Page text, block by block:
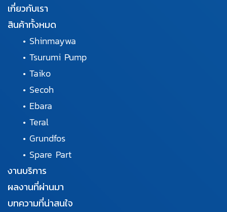
เกี่ยวกับเรา
สินค้าทั้งหมด
• Shinmaywa
• Tsurumi Pump
• Taiko
• Secoh
• Ebara
• Teral
• Grundfos
• Spare Part
งานบริการ
ผลงานที่ผ่านมา
บทความที่น่าสนใจ